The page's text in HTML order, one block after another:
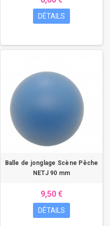
personnalisé pour choisir la
type de remplissage).
DÉTAILS
Balle de jonglage Scène Pêche
NETJ 90 mm
9,50 €
DÉTAILS